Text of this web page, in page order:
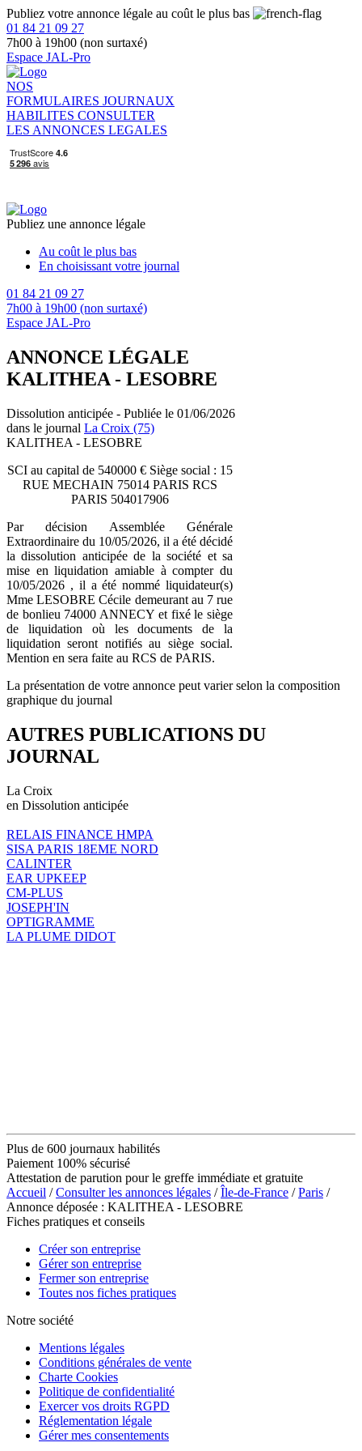
Publiez votre annonce légale au coût le plus bas
01 84 21 09 27
7h00 à 19h00 (non surtaxé)
Espace JAL-Pro
NOS
FORMULAIRES JOURNAUX
HABILITES CONSULTER
LES ANNONCES LEGALES
Publiez une annonce légale
Au coût le plus bas
En choisissant votre journal
01 84 21 09 27
7h00 à 19h00 (non surtaxé)
Espace JAL-Pro
ANNONCE LÉGALE
KALITHEA - LESOBRE
Dissolution anticipée - Publiée le 01/06/2026
dans le journal La Croix (75)
KALITHEA - LESOBRE
SCI au capital de 540000 € Siège social : 15
RUE MECHAIN 75014 PARIS RCS
PARIS 504017906
Par décision Assemblée Générale
Extraordinaire du 10/05/2026, il a été décidé
la dissolution anticipée de la société et sa
mise en liquidation amiable à compter du
10/05/2026 , il a été nommé liquidateur(s)
Mme LESOBRE Cécile demeurant au 7 rue
de bonlieu 74000 ANNECY et fixé le siège
de liquidation où les documents de la
liquidation seront notifiés au siège social.
Mention en sera faite au RCS de PARIS.
La présentation de votre annonce peut varier selon la composition
graphique du journal
AUTRES PUBLICATIONS DU
JOURNAL
La Croix
en Dissolution anticipée
RELAIS FINANCE HMPA
SISA PARIS 18EME NORD
CALINTER
EAR UPKEEP
CM-PLUS
JOSEPH'IN
OPTIGRAMME
LA PLUME DIDOT
Plus de 600 journaux habilités
Paiement 100% sécurisé
Attestation de parution pour le greffe immédiate et gratuite
Accueil /Consulter les annonces légales /Île-de-France /Paris /
Annonce déposée : KALITHEA - LESOBRE
Fiches pratiques et conseils
Créer son entreprise
Gérer son entreprise
Fermer son entreprise
Toutes nos fiches pratiques
Notre société
Mentions légales
Conditions générales de vente
Charte Cookies
Politique de confidentialité
Exercer vos droits RGPD
Réglementation légale
Gérer mes consentements